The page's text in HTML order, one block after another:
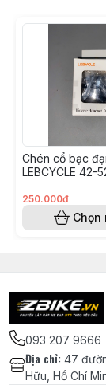
Chén cổ bạc
LEBCYCLE 42-
250.000đ
Chọn
093 207 9666
Địa chỉ: 47
Hữu, Hồ Chí